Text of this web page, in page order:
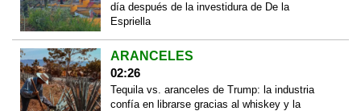
día después de la investidura de De la
Espriella
ARANCELES
02:26
Tequila vs. aranceles de Trump: la industria
confía en librarse gracias al whiskey y la